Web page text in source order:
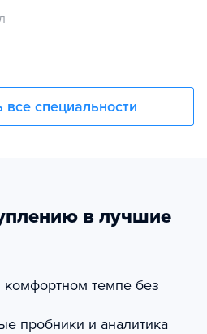
все специальности
в лучшие
темпе без
пробники и аналитика